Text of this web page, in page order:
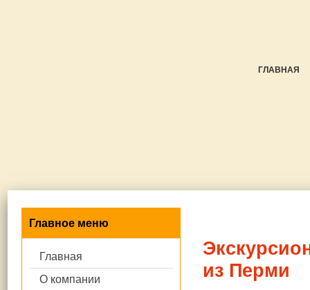
ГЛАВНАЯ
Главное меню
Главная
О компании
из Перми